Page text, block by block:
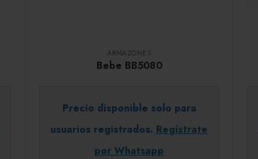
ARMAZONES
Bebe BB5080
Precio disponible solo para
usuarios registrados. Regístrate
por Whatsapp